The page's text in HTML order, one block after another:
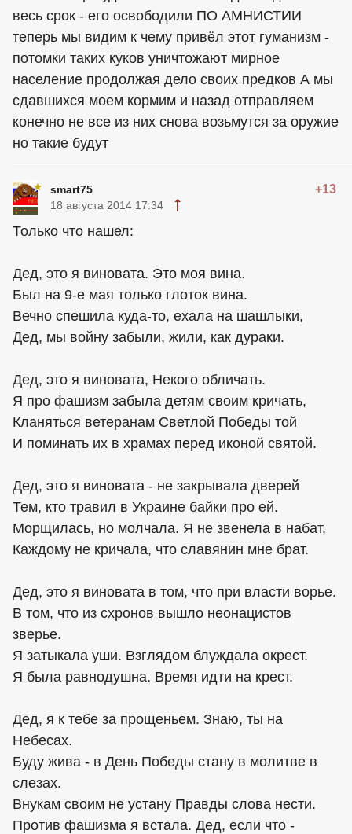
весь срок - его освободили ПО АМНИСТИИ
теперь мы видим к чему привёл этот гуманизм -
потомки таких куков уничтожают мирное
население продолжая дело своих предков А мы
сдавшихся моем кормим и назад отправляем
конечно не все из них снова возьмутся за оружие
но такие будут
smart75 +13
18 августа 2014 17:34
Только что нашел:
Дед, это я виновата. Это моя вина.
Был на 9-е мая только глоток вина.
Вечно спешила куда-то, ехала на шашлыки,
Дед, мы войну забыли, жили, как дураки.
Дед, это я виновата, Некого обличать.
Я про фашизм забыла детям своим кричать,
Кланяться ветеранам Светлой Победы той
И поминать их в храмах перед иконой святой.
Дед, это я виновата - не закрывала дверей
Тем, кто травил в Украине байки про ей.
Морщилась, но молчала. Я не звенела в набат,
Каждому не кричала, что славянин мне брат.
Дед, это я виновата в том, что при власти ворье.
В том, что из схронов вышло неонацистов
зверье.
Я затыкала уши. Взглядом блуждала окрест.
Я была равнодушна. Время идти на крест.
Дед, я к тебе за прощеньем. Знаю, ты на
Небесах.
Буду жива - в День Победы стану в молитве в
слезах.
Внукам своим не устану Правды слова нести.
Против фашизма я встала. Дед, если что -